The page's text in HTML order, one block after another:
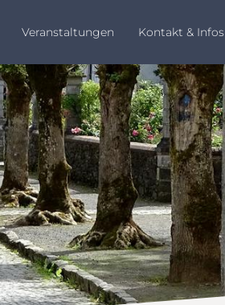
Veranstaltungen Kontakt & Infos